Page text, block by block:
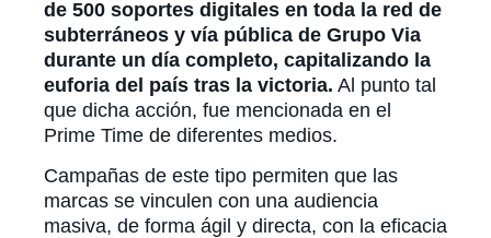
de 500 soportes digitales en toda la red de
subterráneos y vía pública de Grupo Via
durante un día completo, capitalizando la
euforia del país tras la victoria. Al punto tal
que dicha acción, fue mencionada en el
Prime Time de diferentes medios.
Campañas de este tipo permiten que las
marcas se vinculen con una audiencia
masiva, de forma ágil y directa, con la eficacia